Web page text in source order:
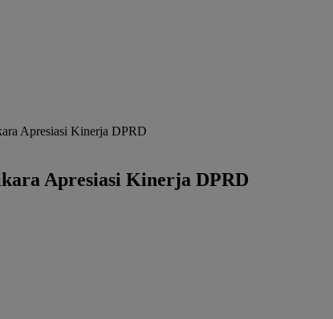
Apresiasi Kinerja DPRD
Apresiasi Kinerja DPRD